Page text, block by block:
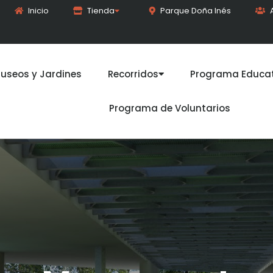
Inicio Tienda Parque Doña Inés
y Jardines Recorridos Programa
Programa de Voluntarios